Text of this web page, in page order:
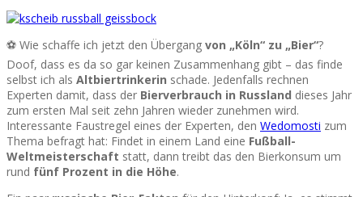
⚽ Wie schaffe ich jetzt den Übergang von „Köln“ zu „Bier“?
Doof, dass es da so gar keinen Zusammenhang gibt – das finde
selbst ich als Altbiertrinkerin schade. Jedenfalls rechnen
Experten damit, dass der Bierverbrauch in Russland dieses Jahr
zum ersten Mal seit zehn Jahren wieder zunehmen wird.
Interessante Faustregel eines der Experten, den Wedomosti zum
Thema befragt hat: Findet in einem Land eine Fußball-
Weltmeisterschaft statt, dann treibt das den Bierkonsum um
rund fünf Prozent in die Höhe.